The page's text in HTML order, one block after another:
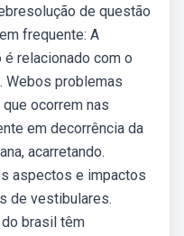
de questão
frequente: A
relacionado com o
Webos problemas
ocorrem nas
em decorrência da
acarretando.
aspectos e impactos
de vestibulares.
brasil têm